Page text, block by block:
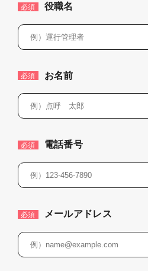
必須 役職名
必須 お名前
必須 電話番号
必須 メールアドレス